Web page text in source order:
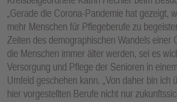
„Gerade die Corona-Pandemie hat gezeigt,
mehr Menschen für Pflegeberufe zu
Zeiten des demographischen Wandels einer
die Menschen immer älter werden, sei es
Versorgung und Pflege der Senioren in
Umfeld geschehen kann. „Von daher bin ich
hier vorgestellten Berufe nicht nur